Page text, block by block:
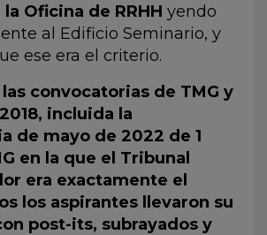
Oficina de RRHH yendo
al Edificio Seminario, y
ese era el criterio.
convocatorias de TMG y
incluida la
de mayo de 2022 de 1
en la que el Tribunal
era exactamente el
los aspirantes llevaron su
post-its, subrayados y